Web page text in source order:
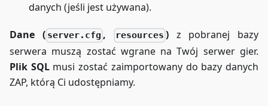
danych (jeśli jest używana).
Dane ( server.cfg , resources ) z pobranej bazy
serwera muszą zostać wgrane na Twój serwer gier.
Plik SQLmusi zostać zaimportowany do bazy danych
ZAP, którą Ci udostępniamy.